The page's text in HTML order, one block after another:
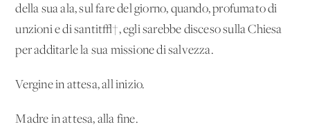
della sua ala, sul fare del giorno, quando, profumato di
unzioni e di santit√†, egli sarebbe disceso sulla Chiesa
per additarle la sua missione di salvezza.
Vergine in attesa, all'inizio.
Madre in attesa, alla fine.